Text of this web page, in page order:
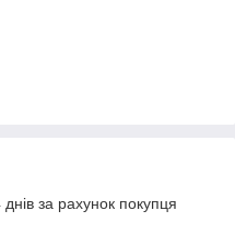
за рахунок покупця